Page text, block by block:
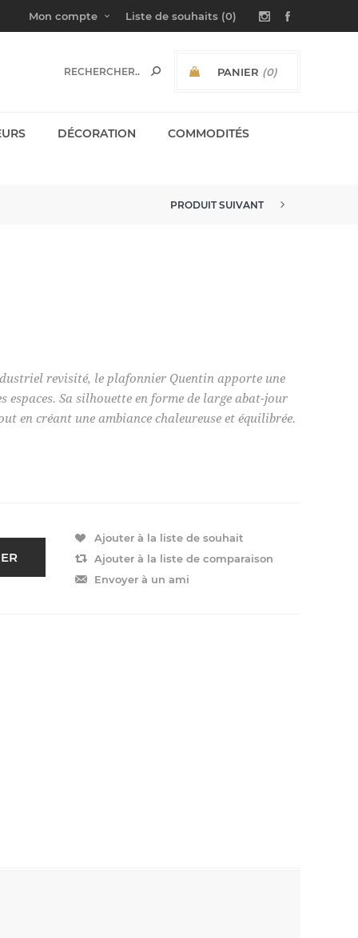
Mon compte Liste de souhaits (0)
PANIER (0)
DÉCORATION COMMODITÉS
PRODUIT SUIVANT
revisité, le plafonnier Quentin apporte une
espaces. Sa silhouette en forme de large abat-jour
en créant une ambiance chaleureuse et équilibrée.